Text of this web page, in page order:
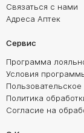
Связаться с нами
Адреса Аптек
Сервис
Программа
Условия
Политика
Согласие на